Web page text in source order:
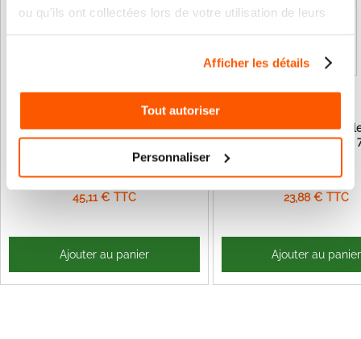
ou qu'ils ont collectées lors de votre utilisation de leurs
Afficher les détails
Tout autoriser
Personnaliser
Crémaillère nylon barre de 1m
NICE ROA6
45,11 €
Ajouter au panier
Crémaillère
toute marque Max
23,88 €
Ajouter au panier